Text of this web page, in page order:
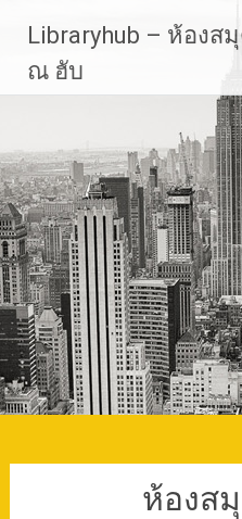
content
Libraryhub – ห้องส
ณ ฮับ
ห้องส